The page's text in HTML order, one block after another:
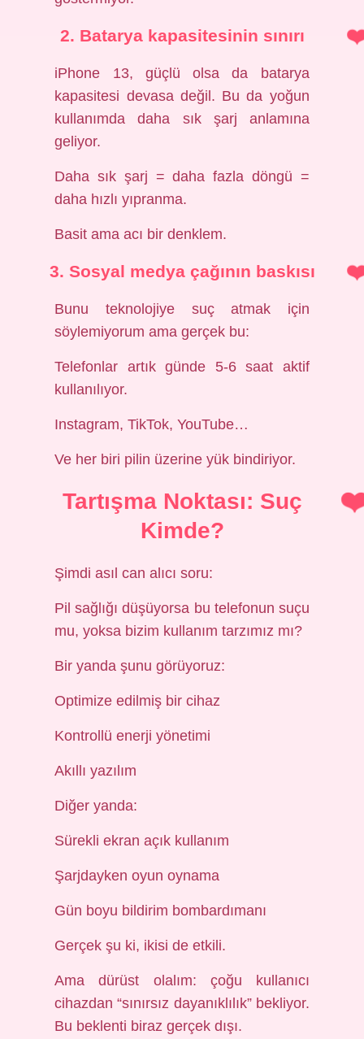
2. Batarya kapasitesinin sınırı
iPhone 13, güçlü olsa da batarya
kapasitesi devasa değil. Bu da yoğun
kullanımda daha sık şarj anlamına
geliyor.
Daha sık şarj = daha fazla döngü =
daha hızlı yıpranma.
Basit ama acı bir denklem.
3. Sosyal medya çağının baskısı
Bunu teknolojiye suç atmak için
söylemiyorum ama gerçek bu:
Telefonlar artık günde 5-6 saat aktif
kullanılıyor.
Instagram, TikTok, YouTube…
Ve her biri pilin üzerine yük bindiriyor.
Tartışma Noktası: Suç
Kimde?
Şimdi asıl can alıcı soru:
Pil sağlığı düşüyorsa bu telefonun suçu
mu, yoksa bizim kullanım tarzımız mı?
Bir yanda şunu görüyoruz:
Optimize edilmiş bir cihaz
Kontrollü enerji yönetimi
Akıllı yazılım
Diğer yanda:
Sürekli ekran açık kullanım
Şarjdayken oyun oynama
Gün boyu bildirim bombardımanı
Gerçek şu ki, ikisi de etkili.
Ama dürüst olalım: çoğu kullanıcı
cihazdan “sınırsız dayanıklılık” bekliyor.
Bu beklenti biraz gerçek dışı.